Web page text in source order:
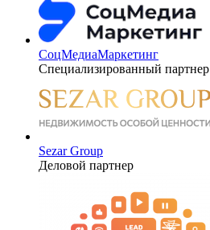
СоцМедиаМаркетинг
Специализированный партнер
Sezar Group
Деловой партнер